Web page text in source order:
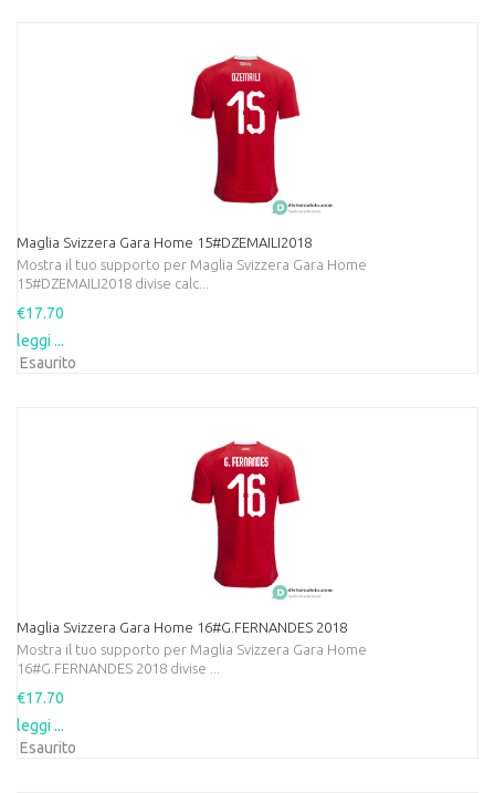
Maglia Svizzera Gara Home 15#DZEMAILI2018
Mostra il tuo supporto per Maglia Svizzera Gara Home
15#DZEMAILI2018 divise calc...
€17.70
leggi ...
Esaurito
Maglia Svizzera Gara Home 16#G.FERNANDES 2018
Mostra il tuo supporto per Maglia Svizzera Gara Home
16#G.FERNANDES 2018 divise ...
€17.70
leggi ...
Esaurito